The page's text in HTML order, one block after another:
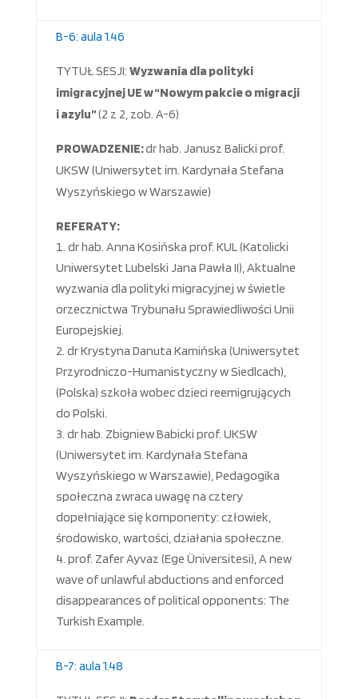
B-6: aula 1.46
TYTUŁ SESJI: Wyzwania dla polityki
imigracyjnej UE w “Nowym pakcie o migracji
i azylu”(2 z 2, zob. A-6)
PROWADZENIE:dr hab. Janusz Balicki prof.
UKSW (Uniwersytet im. Kardynała Stefana
Wyszyńskiego w Warszawie)
REFERATY:
dr hab. Anna Kosińska prof. KUL (Katolicki
Uniwersytet Lubelski Jana Pawła II), Aktualne
wyzwania dla polityki migracyjnej w świetle
orzecznictwa Trybunału Sprawiedliwości Unii
Europejskiej.
dr Krystyna Danuta Kamińska (Uniwersytet
Przyrodniczo-Humanistyczny w Siedlcach),
(Polska) szkoła wobec dzieci reemigrujących
do Polski.
dr hab. Zbigniew Babicki prof. UKSW
(Uniwersytet im. Kardynała Stefana
Wyszyńskiego w Warszawie), Pedagogika
społeczna zwraca uwagę na cztery
dopełniające się komponenty: człowiek,
środowisko, wartości, działania społeczne.
prof. Zafer Ayvaz (Ege Üniversitesi), A new
wave of unlawful abductions and enforced
disappearances of political opponents: The
Turkish Example.
B-7: aula 1.48